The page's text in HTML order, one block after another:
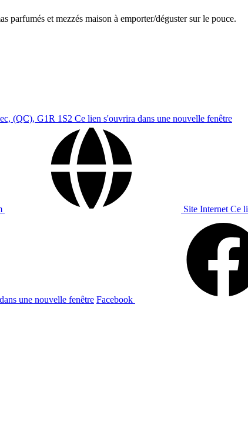
parfumés et mezzés maison à emporter/déguster sur le pouce.
(QC), G1R 1S2 Ce lien s'ouvrira dans une nouvelle fenêtre
Site Internet Ce
une nouvelle fenêtre Facebook